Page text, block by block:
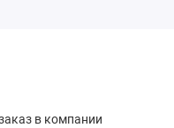
в компании